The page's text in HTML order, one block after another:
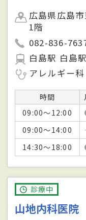
広島県広島
1階
082-836-
白島駅 白島駅
アレルギー科
時間
09:00～12:00
09:00～14:00
14:30～18:00
診療中
山地内科医院